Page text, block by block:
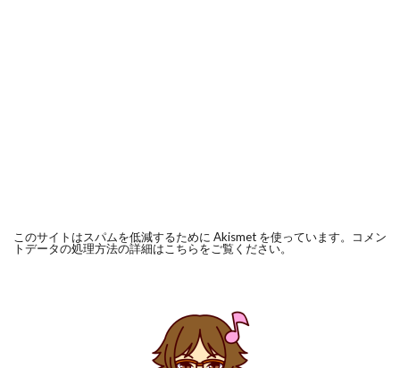
このサイトはスパムを低減するために Akismet を使っています。
コメン
トデータの処理方法の詳細はこちらをご覧ください。